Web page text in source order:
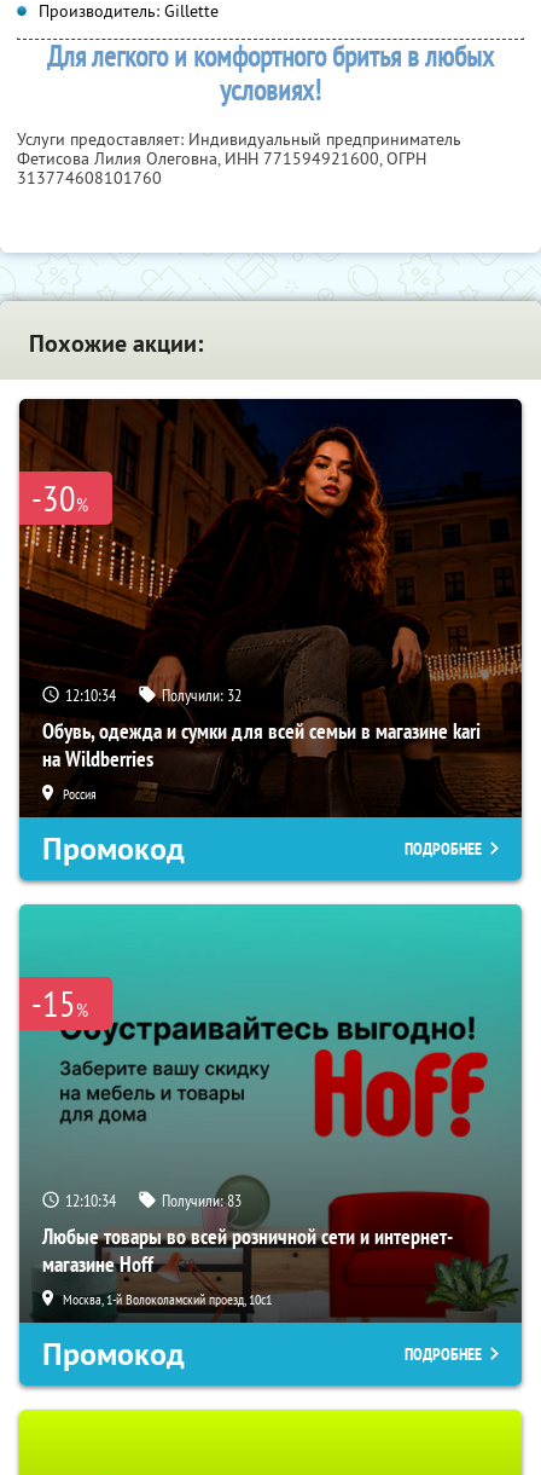
Производитель: Gillette
Для легкого и комфортного бритья в любых
условиях!
Услуги предоставляет: Индивидуальный предприниматель
Фетисова Лилия Олеговна, ИНН 771594921600, ОГРН
313774608101760
Похожие акции:
-30%
12:10:33 Получили: 32
Обувь, одежда и сумки для всей семьи в магазине kari
на Wildberries
Россия
Промокод ПОДРОБНЕЕ
-15%
12:10:33 Получили:83
Любые товары во всей розничной сети и интернет-
магазине Hoff
Москва, 1-й Волоколамский проезд, 10с1
Промокод ПОДРОБНЕЕ